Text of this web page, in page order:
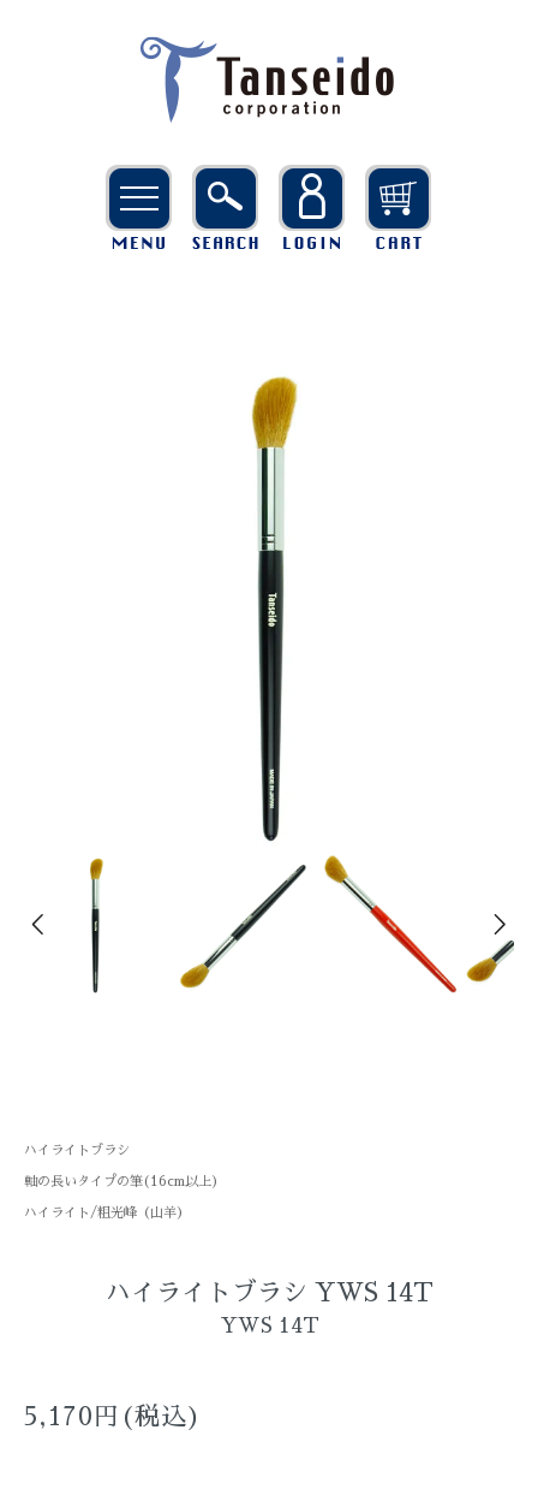
ハイライトブラシ
軸の長いタイプの筆(16cm以上)
ハイライト/粗光峰（山羊）
ハイライトブラシ YWS 14T
YWS 14T
5,170円(税込)